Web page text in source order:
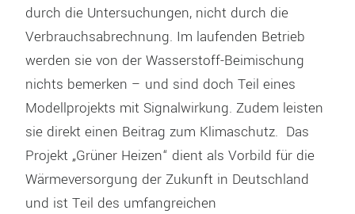
durch die Untersuchungen, nicht durch die
Verbrauchsabrechnung. Im laufenden Betrieb
werden sie von der Wasserstoff-Beimischung
nichts bemerken – und sind doch Teil eines
Modellprojekts mit Signalwirkung. Zudem leisten
sie direkt einen Beitrag zum Klimaschutz. Das
Projekt „Grüner Heizen“ dient als Vorbild für die
Wärmeversorgung der Zukunft in Deutschland
und ist Teil des umfangreichen